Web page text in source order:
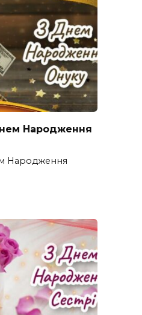
Народження
Народження